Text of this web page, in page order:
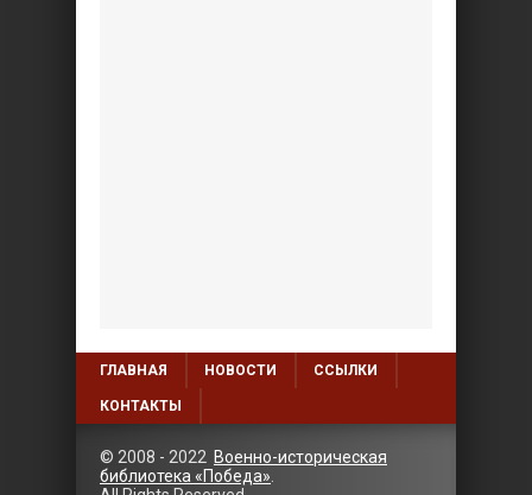
ГЛАВНАЯ НОВОСТИ ССЫЛКИ
КОНТАКТЫ
© 2008 - 2022 Военно-историческая
библиотека «Победа»